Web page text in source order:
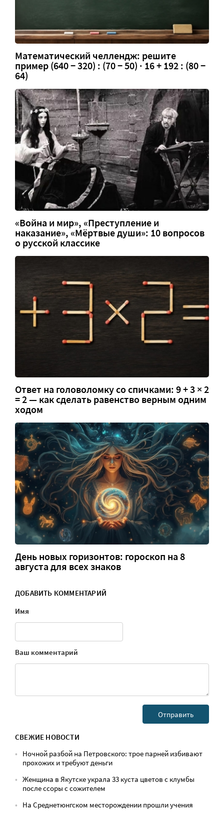
Математический челлендж: решите
пример (640 − 320) : (70 − 50) · 16 + 192 : (80 −
64)
«Война и мир», «Преступление и
наказание», «Мёртвые души»: 10 вопросов
о русской классике
Ответ на головоломку со спичками: 9 + 3 × 2
= 2 — как сделать равенство верным одним
ходом
День новых горизонтов: гороскоп на 8
августа для всех знаков
ДОБАВИТЬ КОММЕНТАРИЙ
Имя
Ваш комментарий
СВЕЖИЕ НОВОСТИ
Ночной разбой на Петровского: трое парней избивают
прохожих и требуют деньги
Женщина в Якутске украла 33 куста цветов с клумбы
после ссоры с сожителем
На Среднетюнгском месторождении прошли учения